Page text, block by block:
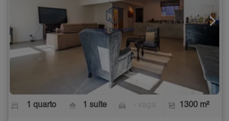
1 quarto 1 suíte 1300 m²